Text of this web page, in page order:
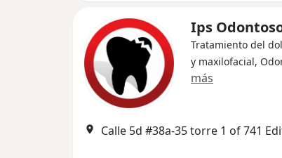
Ips
Tratamiento del
y maxilofacial,
más